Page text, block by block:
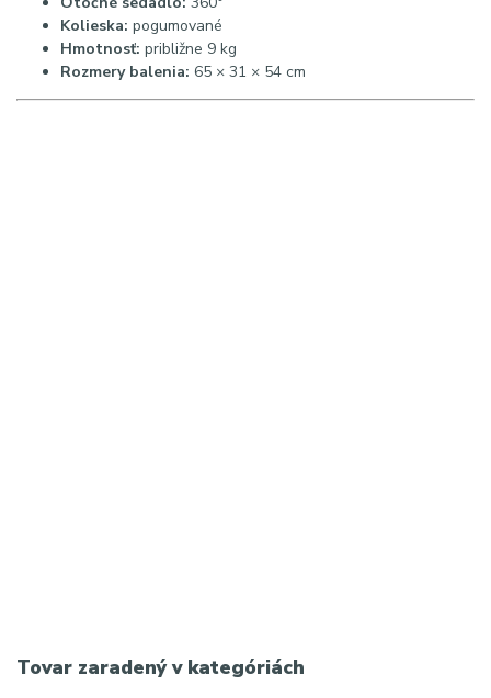
Kolieska: pogumované
Hmotnosť: približne 9 kg
Rozmery balenia: 65 × 31 × 54 cm
Tovar zaradený v kategóriách